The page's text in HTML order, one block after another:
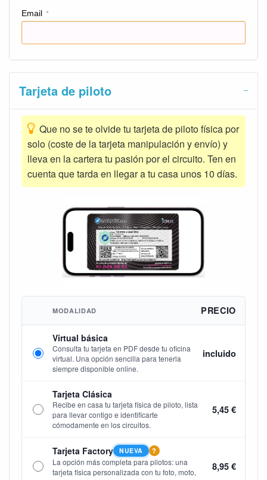
Email *
Tarjeta de piloto
Que no se te olvide tu tarjeta de piloto física por
solo (coste de la tarjeta manipulación y envío) y
lleva en la cartera tu pasión por el circuito. Ten en
cuenta que tarda en llegar a tu casa unos 10 días.
MODALIDAD PRECIO
Virtual básica
Consulta tu tarjeta en PDF desde tu oficina
virtual. Una opción sencilla para tenerla
siempre disponible online.
incluido
Tarjeta Clásica
Recibe en casa tu tarjeta física de piloto, lista
para llevar contigo e identificarte
cómodamente en los circuitos.
5,45 €
Tarjeta Factory NUEVA ?
La opción más completa para pilotos: una
tarjeta física personalizada con tu foto, moto,
8,95 €